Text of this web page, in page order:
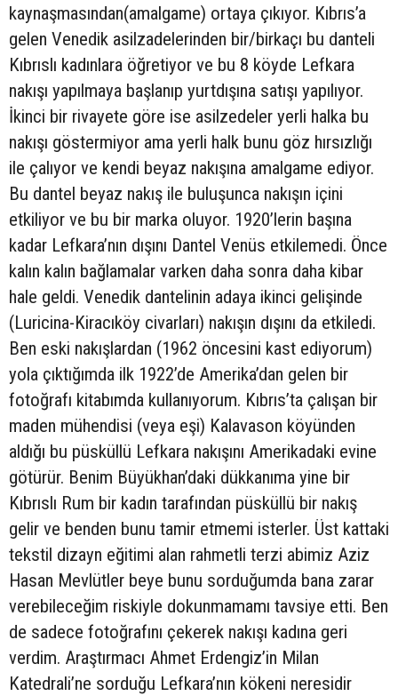
kaynaşmasından(amalgame) ortaya çıkıyor. Kıbrıs’a
gelen Venedik asilzadelerinden bir/birkaçı bu danteli
Kıbrıslı kadınlara öğretiyor ve bu 8 köyde Lefkara
nakışı yapılmaya başlanıp yurtdışına satışı yapılıyor.
İkinci bir rivayete göre ise asilzedeler yerli halka bu
nakışı göstermiyor ama yerli halk bunu göz hırsızlığı
ile çalıyor ve kendi beyaz nakışına amalgame ediyor.
Bu dantel beyaz nakış ile buluşunca nakışın içini
etkiliyor ve bu bir marka oluyor. 1920’lerin başına
kadar Lefkara’nın dışını Dantel Venüs etkilemedi. Önce
kalın kalın bağlamalar varken daha sonra daha kibar
hale geldi. Venedik dantelinin adaya ikinci gelişinde
(Luricina-Kiracıköy civarları) nakışın dışını da etkiledi.
Ben eski nakışlardan (1962 öncesini kast ediyorum)
yola çıktığımda ilk 1922’de Amerika’dan gelen bir
fotoğrafı kitabımda kullanıyorum. Kıbrıs’ta çalışan bir
maden mühendisi (veya eşi) Kalavason köyünden
aldığı bu püsküllü Lefkara nakışını Amerikadaki evine
götürür. Benim Büyükhan’daki dükkanıma yine bir
Kıbrıslı Rum bir kadın tarafından püsküllü bir nakış
gelir ve benden bunu tamir etmemi isterler. Üst kattaki
tekstil dizayn eğitimi alan rahmetli terzi abimiz Aziz
Hasan Mevlütler beye bunu sorduğumda bana zarar
verebileceğim riskiyle dokunmamamı tavsiye etti. Ben
de sadece fotoğrafını çekerek nakışı kadına geri
verdim. Araştırmacı Ahmet Erdengiz’in Milan
Katedrali’ne sorduğu Lefkara’nın kökeni neresidir